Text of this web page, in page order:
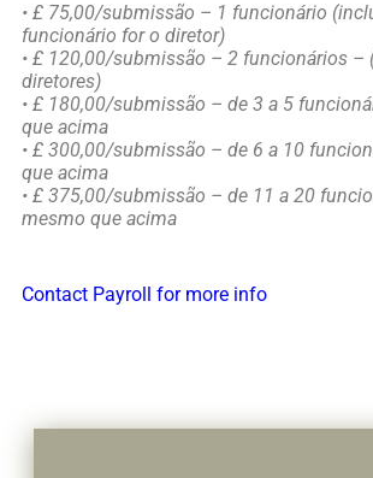
• £ 75,00/submissão – 1 funcionário
funcionário for o diretor)
• £ 120,00/submissão – 2 funcionários –
diretores)
• £ 180,00/submissão – de 3 a 5
que acima
• £ 300,00/submissão – de 6 a 10
que acima
• £ 375,00/submissão – de 11 a 20
mesmo que acima
Contact Payroll for more info